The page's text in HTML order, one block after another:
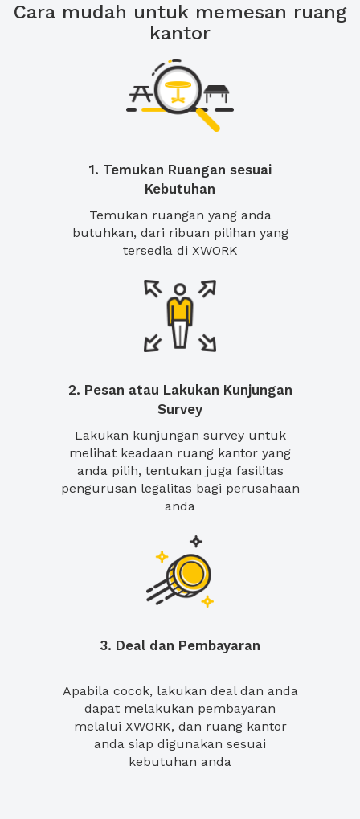
Cara mudah untuk memesan ruang
kantor
1. Temukan Ruangan sesuai
Kebutuhan
Temukan ruangan yang anda
butuhkan, dari ribuan pilihan yang
tersedia di XWORK
2. Pesan atau Lakukan Kunjungan
Survey
Lakukan kunjungan survey untuk
melihat keadaan ruang kantor yang
anda pilih, tentukan juga fasilitas
pengurusan legalitas bagi perusahaan
anda
3. Deal dan Pembayaran
Apabila cocok, lakukan deal dan anda
dapat melakukan pembayaran
melalui XWORK, dan ruang kantor
anda siap digunakan sesuai
kebutuhan anda